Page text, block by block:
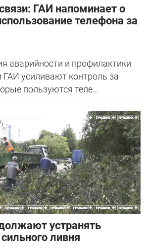
ГАИ напоминает о
телефона за
аварийности и профилактики
усиливают контроль за
пользуются теле...
устранять
ливня